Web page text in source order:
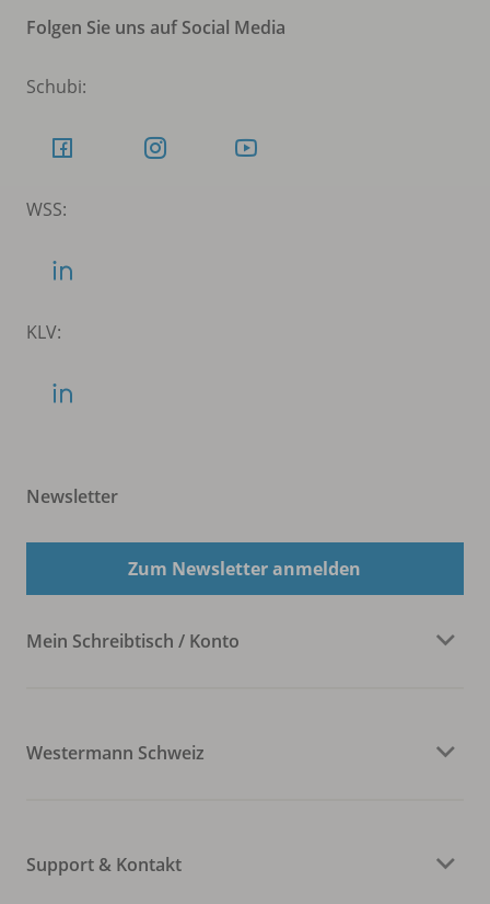
Folgen Sie uns auf Social Media
Schubi:
WSS:
KLV:
Newsletter
Zum Newsletter anmelden
Mein Schreibtisch / Konto
Westermann Schweiz
Support & Kontakt